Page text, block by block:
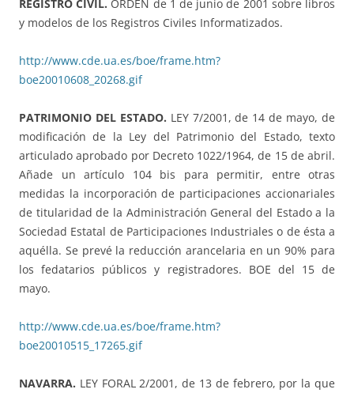
REGISTRO CIVIL. ORDEN de 1 de junio de 2001 sobre libros
y modelos de los Registros Civiles Informatizados.
http://www.cde.ua.es/boe/frame.htm?
boe20010608_20268.gif
PATRIMONIO DEL ESTADO. LEY 7/2001, de 14 de mayo, de
modificación de la Ley del Patrimonio del Estado, texto
articulado aprobado por Decreto 1022/1964, de 15 de abril.
Añade un artículo 104 bis para permitir, entre otras
medidas la incorporación de participaciones accionariales
de titularidad de la Administración General del Estado a la
Sociedad Estatal de Participaciones Industriales o de ésta a
aquélla. Se prevé la reducción arancelaria en un 90% para
los fedatarios públicos y registradores. BOE del 15 de
mayo.
http://www.cde.ua.es/boe/frame.htm?
boe20010515_17265.gif
NAVARRA. LEY FORAL 2/2001, de 13 de febrero, por la que